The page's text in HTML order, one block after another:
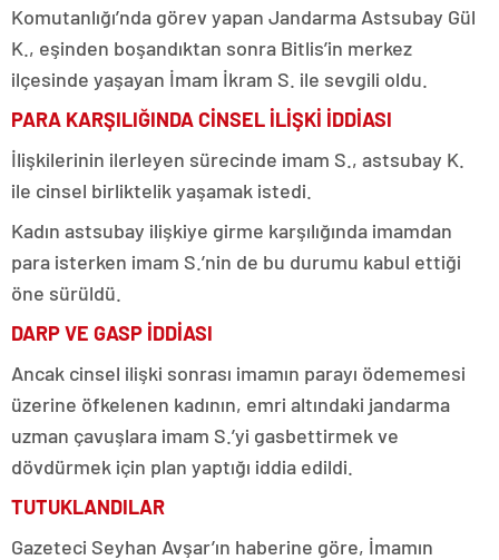
Komutanlığı’nda görev yapan Jandarma Astsubay Gül
K., eşinden boşandıktan sonra Bitlis’in merkez
ilçesinde yaşayan İmam İkram S. ile sevgili oldu.
PARA KARŞILIĞINDA CİNSEL İLİŞKİ İDDİASI
İlişkilerinin ilerleyen sürecinde imam S., astsubay K.
ile cinsel birliktelik yaşamak istedi.
Kadın astsubay ilişkiye girme karşılığında imamdan
para isterken imam S.’nin de bu durumu kabul ettiği
öne sürüldü.
DARP VE GASP İDDİASI
Ancak cinsel ilişki sonrası imamın parayı ödememesi
üzerine öfkelenen kadının, emri altındaki jandarma
uzman çavuşlara imam S.’yi gasbettirmek ve
dövdürmek için plan yaptığı iddia edildi.
TUTUKLANDILAR
Gazeteci Seyhan Avşar’ın haberine göre, İmamın